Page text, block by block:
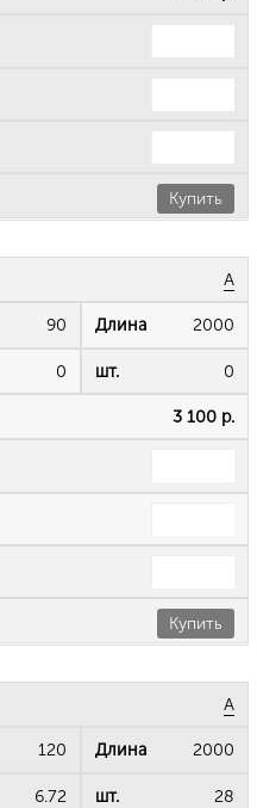
Купить
А
90 2000
0 0
3 100 р.
Купить
А
120 2000
6.72 28